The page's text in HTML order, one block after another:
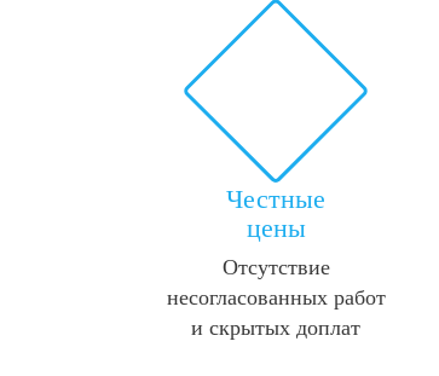
Честные
цены
Отсутствие
несогласованных работ
и скрытых доплат